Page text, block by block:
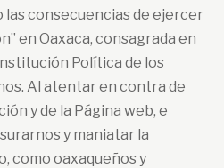
las consecuencias de ejercer
en Oaxaca, consagrada en
Política de los
Al atentar en contra de
y de la Página web, e
y maniatar la
como oaxaqueños y